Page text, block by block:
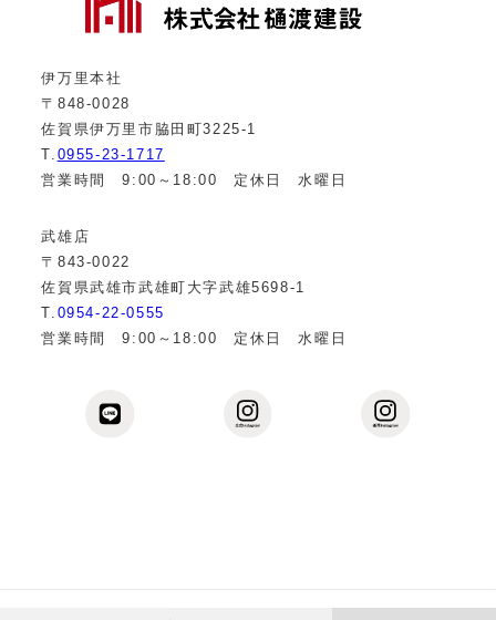
伊万里本社
〒848-0028
佐賀県伊万里市脇田町3225-1
T. 0955-23-1717
営業時間 9:00～18:00 定休日 水曜日
武雄店
〒843-0022
佐賀県武雄市武雄町大字武雄5698-1
T. 0954-22-0555
営業時間 9:00～18:00 定休日 水曜日